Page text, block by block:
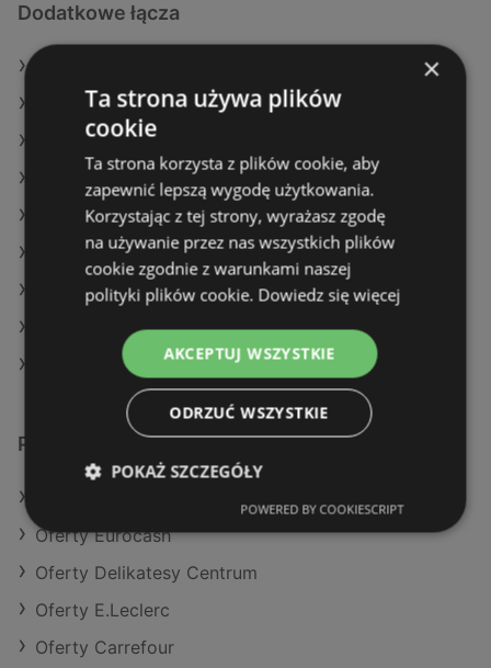
Dodatkowe łącza
Oferty Kaufland
Oferty Auchan
Aktualne gazetki POLOmarket
Aktualne gazetki Lidl
Aktualne gazetki Biedronka
Aktualne gazetki Dino
Aktualne gazetki Makro
Sklepy Stokrotka w Police
Podobne sklepy detaliczne
Oferty Eurocash
Oferty Delikatesy Centrum
Oferty E.Leclerc
Oferty Carrefour
×
Ta strona używa plików
cookie
Ta strona korzysta z plików cookie, aby
zapewnić lepszą wygodę użytkowania.
Korzystając z tej strony, wyrażasz zgodę
na używanie przez nas wszystkich plików
cookie zgodnie z warunkami naszej
polityki plików cookie. Dowiedz się więcej
AKCEPTUJ WSZYSTKIE
ODRZUĆ WSZYSTKIE
POKAŻ SZCZEGÓŁY
POWERED BY COOKIESCRIPT